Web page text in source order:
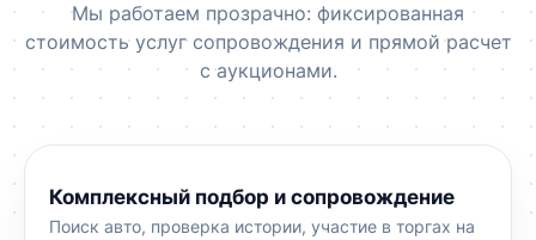
Мы работаем прозрачно: фиксированная
стоимость услуг сопровождения и прямой расчет
с аукционами.
Комплексный подбор и сопровождение
Поиск авто, проверка истории, участие в торгах на